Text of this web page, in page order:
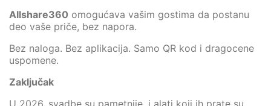
Allshare360 omogućava vašim gostima da postanu
deo vaše priče, bez napora.
Bez naloga. Bez aplikacija. Samo QR kod i dragocene
uspomene.
Zaključak